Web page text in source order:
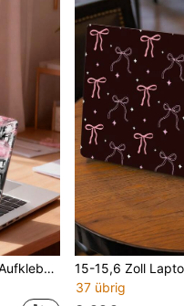
1 Set 15-15,6 Zoll Laptop Aufkleber, Ölgemälde-Stil Muster, geeignet für Laptops, MacBooks, HP
37 übrig